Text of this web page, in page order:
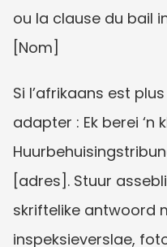
ou la clause du bail
[Nom]
Si l’afrikaans est
adapter : Ek berei
[adres]. Stuur
skriftelike antwoord
inspeksieverslae,